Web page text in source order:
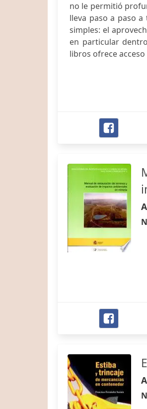
no le permitió
lleva paso a paso
simples: el
en particular
libros ofrece